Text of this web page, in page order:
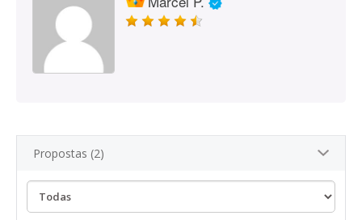
Propostas (2)